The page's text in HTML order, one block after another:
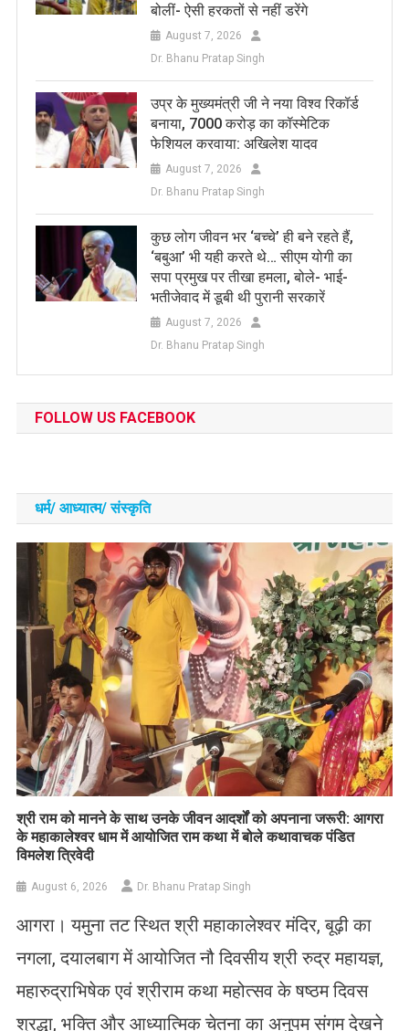
बोलीं- ऐसी हरकतों से नहीं डरेंगे
August 7, 2026
Dr. Bhanu Pratap Singh
उप्र के मुख्यमंत्री जी ने नया विश्व रिकॉर्ड
बनाया, 7000 करोड़ का कॉस्मेटिक
फेशियल करवाया: अखिलेश यादव
August 7, 2026
Dr. Bhanu Pratap Singh
कुछ लोग जीवन भर ‘बच्चे’ ही बने रहते हैं,
‘बबुआ’ भी यही करते थे… सीएम योगी का
सपा प्रमुख पर तीखा हमला, बोले- भाई-
भतीजेवाद में डूबी थी पुरानी सरकारें
August 7, 2026
Dr. Bhanu Pratap Singh
FOLLOW US FACEBOOK
धर्म/ आध्‍यात्‍म/ संस्‍कृति
​श्री राम को मानने के साथ उनके जीवन आदर्शों को अपनाना जरूरी: आगरा
के महाकालेश्वर धाम में आयोजित राम कथा में बोले कथावाचक पंडित
विमलेश त्रिवेदी
August 6, 2026 Dr. Bhanu Pratap Singh
आगरा। यमुना तट स्थित श्री महाकालेश्वर मंदिर, बूढ़ी का
नगला, दयालबाग में आयोजित नौ दिवसीय श्री रुद्र महायज्ञ,
महारुद्राभिषेक एवं श्रीराम कथा महोत्सव के षष्ठम दिवस
श्रद्धा, भक्ति और आध्यात्मिक चेतना का अनुपम संगम देखने